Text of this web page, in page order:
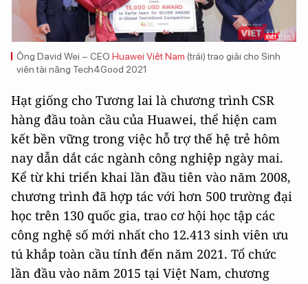
Ông David Wei – CEO Huawei Việt Nam (trái) trao giải cho Sinh
viên tài năng Tech4Good 2021
Hạt giống cho Tương lai là chương trình CSR
hàng đầu toàn cầu của Huawei, thể hiện cam
kết bền vững trong việc hỗ trợ thế hệ trẻ hôm
nay dẫn dắt các ngành công nghiệp ngày mai.
Kể từ khi triển khai lần đầu tiên vào năm 2008,
chương trình đã hợp tác với hơn 500 trường đại
học trên 130 quốc gia, trao cơ hội học tập các
công nghệ số mới nhất cho 12.413 sinh viên ưu
tú khắp toàn cầu tính đến năm 2021. Tổ chức
lần đầu vào năm 2015 tại Việt Nam, chương